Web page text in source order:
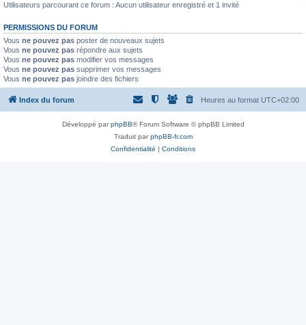
Utilisateurs parcourant ce forum : Aucun utilisateur enregistré et 1 invité
PERMISSIONS DU FORUM
Vous ne pouvez pas poster de nouveaux sujets
Vous ne pouvez pas répondre aux sujets
Vous ne pouvez pas modifier vos messages
Vous ne pouvez pas supprimer vos messages
Vous ne pouvez pas joindre des fichiers
Index du forum Heures au format UTC+02:00
Développé parphpBB® Forum Software © phpBB Limited
Traduit parphpBB-fr.com
Confidentialité | Conditions